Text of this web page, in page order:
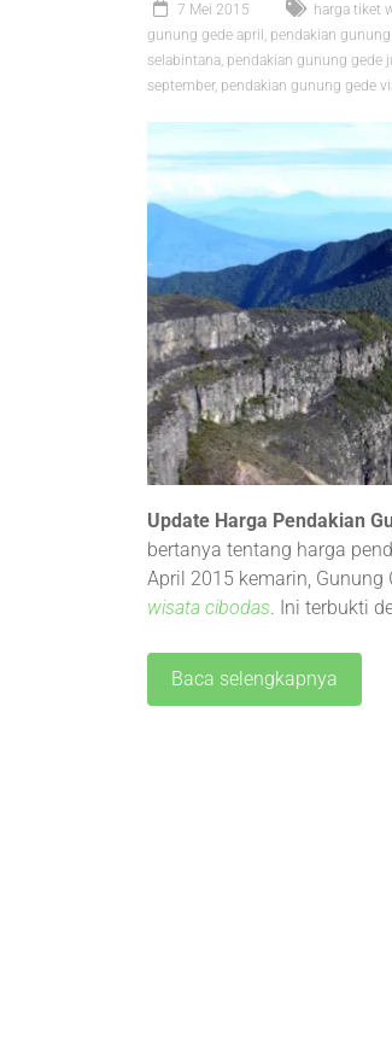
7 Mei 2015 harga tiket
gunung gede april , pendakian
selabintana, pendakian gunung gede
september, pendakian gunung gede
Update Harga Pendakian
bertanya tentang harga
April 2015 kemarin,
wisata cibodas. Ini terbukti
Baca selengkapnya